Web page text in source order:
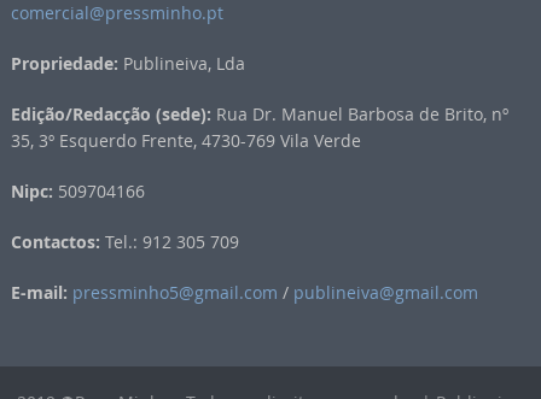
comercial@pressminho.pt
Propriedade: Publineiva, Lda
Edição/Redacção (sede): Rua Dr. Manuel Barbosa de Brito, nº
35, 3º Esquerdo Frente, 4730-769 Vila Verde
Nipc: 509704166
Contactos: Tel.: 912 305 709
E-mail: pressminho5@gmail.com / publineiva@gmail.com